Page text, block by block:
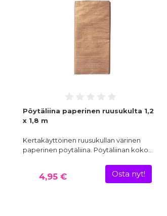
Pöytäliina paperinen ruusukulta 1,2
x 1,8 m
Kertakäyttöinen ruusukullan värinen
paperinen pöytäliina. Pöytäliinan koko…
4,95 € Osta nyt!